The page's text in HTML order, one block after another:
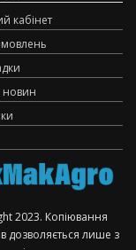
кабінет
новин
2023. Копіювання
дозволяється лише з